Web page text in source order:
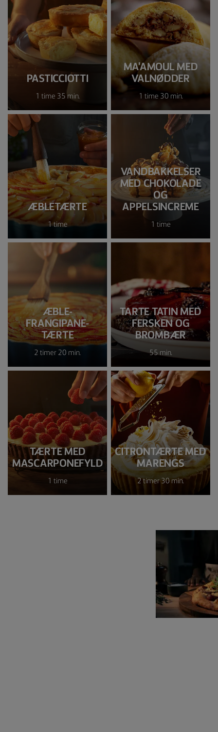
PASTICCIOTTI
1 time 35 min.
MA'AMOUL MED
VALNØDDER
1 time 30 min.
ÆBLETÆRTE
1 time
VANDBAKKELSER
MED CHOKOLADE
OG
APPELSINCREME
1 time
ÆBLE-
FRANGIPANE-
TÆRTE
2 timer 20 min.
TARTE TATIN MED
FERSKEN OG
BROMBÆR
55 min.
TÆRTE MED
MASCARPONEFYLD
1 time
CITRONTÆRTE MED
MARENGS
2 timer 30 min.